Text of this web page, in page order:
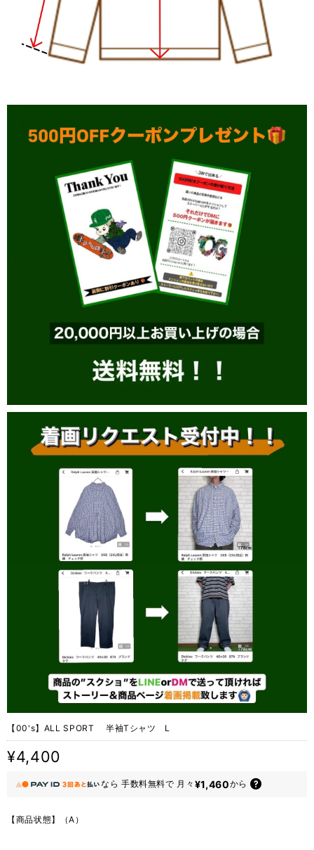
【00's】ALL SPORT 半袖Tシャツ L
¥4,400
なら 手数料無料で 月々 ¥1,460から
【商品状態】（A）